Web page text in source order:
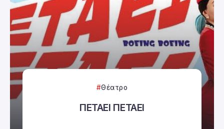
Θέατρο
ΠΕΤΑΕΙ ΠΕΤΑΕΙ